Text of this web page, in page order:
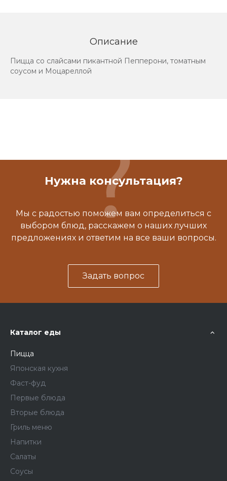
Описание
Пицца со слайсами пикантной Пепперони, томатным
соусом и Моцареллой
Нужна консультация?
Мы с радостью поможем вам определиться с
выбором блюд, расскажем о наших лучших
предложениях и ответим на все ваши вопросы.
Задать вопрос
Каталог еды
Пицца
Японская кухня
Фаст-фуд
Первые блюда
Вторые блюда
Гриль меню
Напитки
Салаты
Соусы